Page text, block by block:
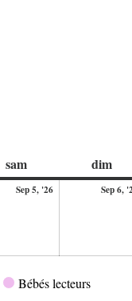
samsamedi dim
Sep 5, '265
Sep 6,
Bébés lecteurs